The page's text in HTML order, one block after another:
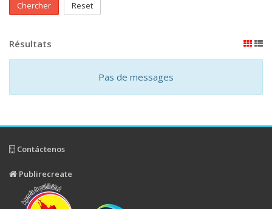
Chercher Reset
Résultats
Pas de messages
Contáctenos
Publirecreate